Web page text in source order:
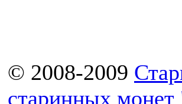
© 2008-2009
старинных